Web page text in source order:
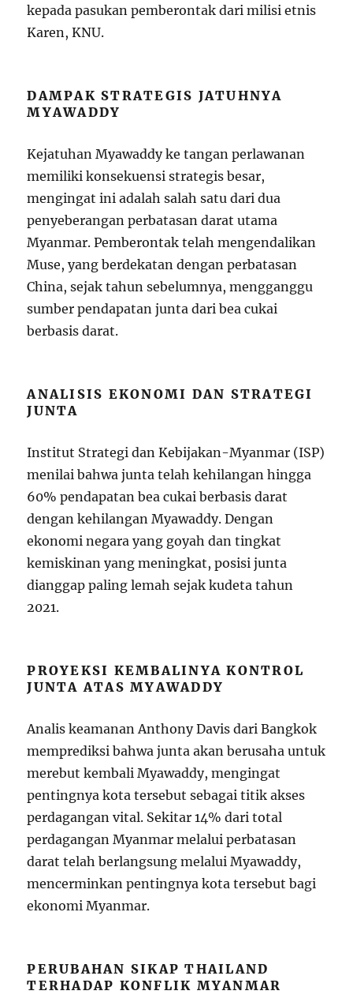
kepada pasukan pemberontak dari milisi etnis
Karen, KNU.
DAMPAK STRATEGIS JATUHNYA
MYAWADDY
Kejatuhan Myawaddy ke tangan perlawanan
memiliki konsekuensi strategis besar,
mengingat ini adalah salah satu dari dua
penyeberangan perbatasan darat utama
Myanmar. Pemberontak telah mengendalikan
Muse, yang berdekatan dengan perbatasan
China, sejak tahun sebelumnya, mengganggu
sumber pendapatan junta dari bea cukai
berbasis darat.
ANALISIS EKONOMI DAN STRATEGI
JUNTA
Institut Strategi dan Kebijakan-Myanmar (ISP)
menilai bahwa junta telah kehilangan hingga
60% pendapatan bea cukai berbasis darat
dengan kehilangan Myawaddy. Dengan
ekonomi negara yang goyah dan tingkat
kemiskinan yang meningkat, posisi junta
dianggap paling lemah sejak kudeta tahun
2021.
PROYEKSI KEMBALINYA KONTROL
JUNTA ATAS MYAWADDY
Analis keamanan Anthony Davis dari Bangkok
memprediksi bahwa junta akan berusaha untuk
merebut kembali Myawaddy, mengingat
pentingnya kota tersebut sebagai titik akses
perdagangan vital. Sekitar 14% dari total
perdagangan Myanmar melalui perbatasan
darat telah berlangsung melalui Myawaddy,
mencerminkan pentingnya kota tersebut bagi
ekonomi Myanmar.
PERUBAHAN SIKAP THAILAND
TERHADAP KONFLIK MYANMAR